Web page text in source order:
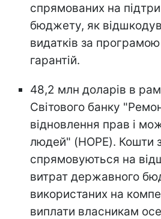
спрямованих на
бюджету, як
видатків за
гарантій.
48,2 млн доларів в
Світового банку
відновлення прав і
людей" (HOPE). Кошти
спрямовуються на
витрат державного
використаних на
виплати власникам